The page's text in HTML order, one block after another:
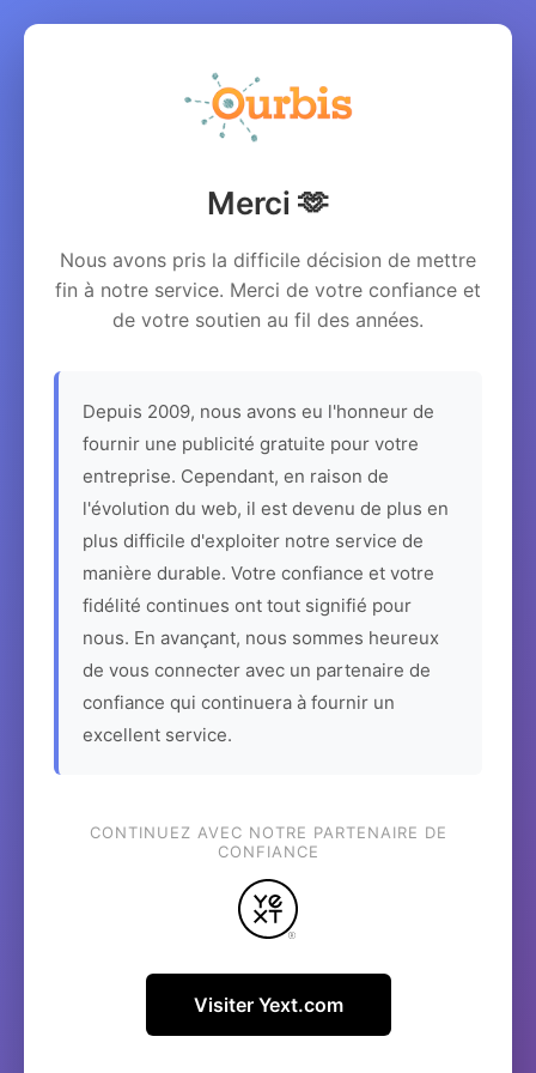
Merci 🫶
Nous avons pris la difficile décision de mettre
fin à notre service. Merci de votre confiance et
de votre soutien au fil des années.
Depuis 2009, nous avons eu l'honneur de
fournir une publicité gratuite pour votre
entreprise. Cependant, en raison de
l'évolution du web, il est devenu de plus en
plus difficile d'exploiter notre service de
manière durable. Votre confiance et votre
fidélité continues ont tout signifié pour
nous. En avançant, nous sommes heureux
de vous connecter avec un partenaire de
confiance qui continuera à fournir un
excellent service.
CONTINUEZ AVEC NOTRE PARTENAIRE DE
CONFIANCE
Visiter Yext.com